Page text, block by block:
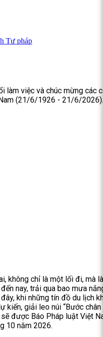
Tư pháp
làm việc và chúc mừng các
Nam (21/6/1926 - 21/6/
không chỉ là một lối đi, mà
nay, trải qua bao mưa
khi những tín đồ du lịch
kiến, giải leo núi “Bước
được Báo Pháp luật Việt
10 năm 2026.